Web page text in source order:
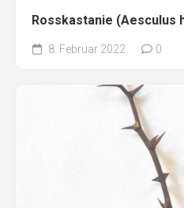
Rosskastanie (Aesculus
8. Februar 2022 0